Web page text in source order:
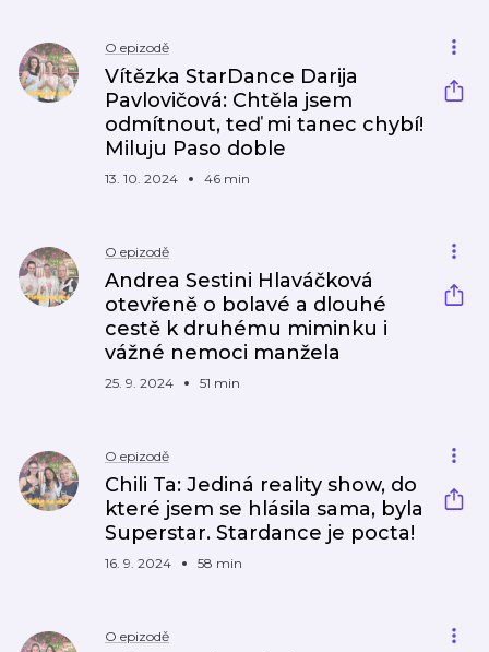
O epizodě
Vítězka StarDance Darija
Pavlovičová: Chtěla jsem
odmítnout, teď mi tanec chybí!
Miluju Paso doble
13. 10. 2024 46 min
O epizodě
Andrea Sestini Hlaváčková
otevřeně o bolavé a dlouhé
cestě k druhému miminku i
vážné nemoci manžela
25. 9. 2024 51 min
O epizodě
Chili Ta: Jediná reality show, do
které jsem se hlásila sama, byla
Superstar. Stardance je pocta!
16. 9. 2024 58 min
O epizodě